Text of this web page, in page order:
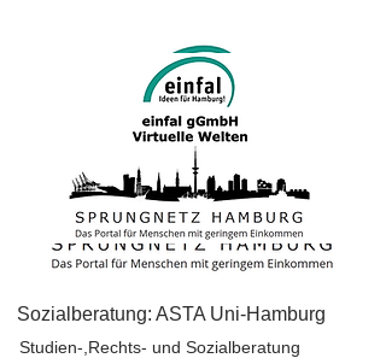
Sozialberatung: ASTA Uni-Hamburg
Studien-,Rechts- und Sozialberatung